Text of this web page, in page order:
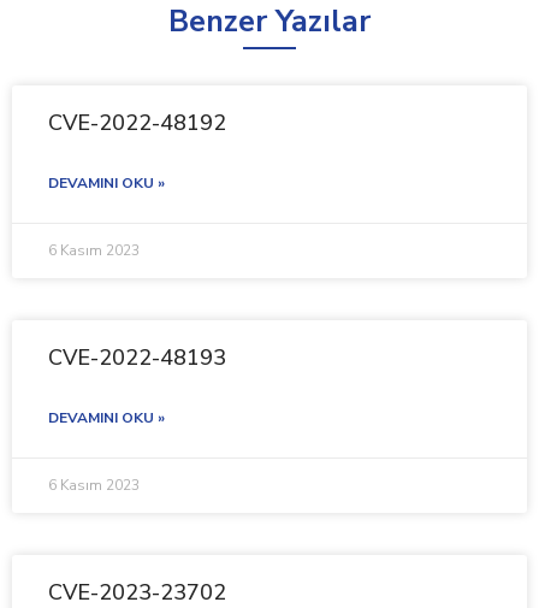
Benzer Yazılar
CVE-2022-48192
DEVAMINI OKU »
6 Kasım 2023
CVE-2022-48193
DEVAMINI OKU »
6 Kasım 2023
CVE-2023-23702